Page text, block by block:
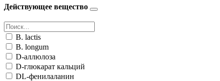
Действующее вещество
B. lactis
B. longum
D-аллюлоза
D-глюкарат кальций
DL-фенилаланин